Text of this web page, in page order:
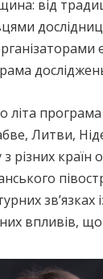
від
літа програма
Литви,
з різних
впливів,